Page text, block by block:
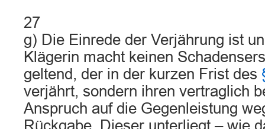
27
g) Die Einrede der Verjährung ist
Klägerin macht keinen
geltend, der in der kurzen Frist des
verjährt, sondern ihren vertraglich
Anspruch auf die Gegenleistung
Rückgabe. Dieser unterliegt – wie